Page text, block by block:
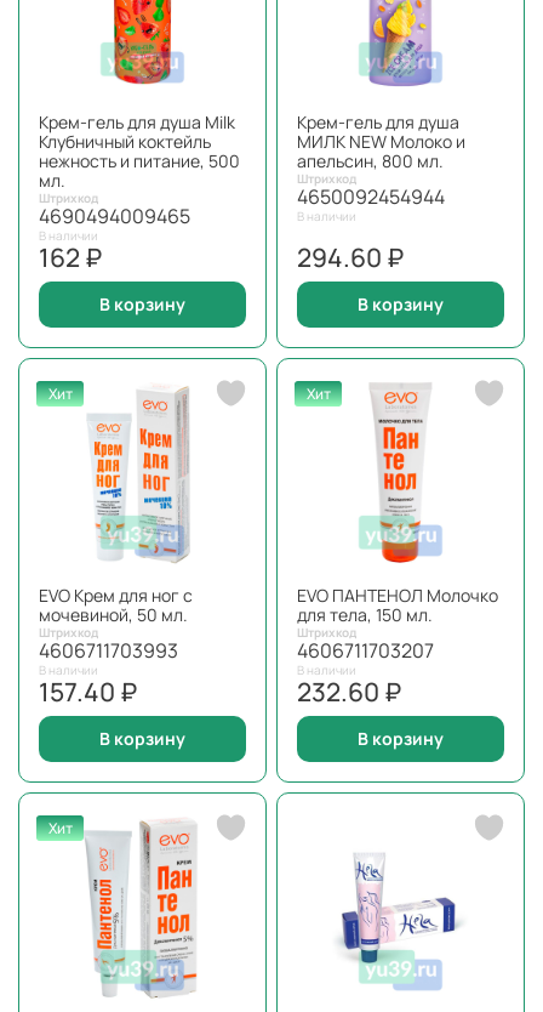
Крем-гель для душа Milk
Клубничный коктейль
нежность и питание, 500
мл.
Штрихкод
4690494009465
В наличии
162 ₽
В корзину
Крем-гель для душа
МИЛК NEW Молоко и
апельсин, 800 мл.
Штрихкод
4650092454944
В наличии
294.60 ₽
В корзину
Хит
EVO Крем для ног с
мочевиной, 50 мл.
Штрихкод
4606711703993
В наличии
157.40 ₽
В корзину
Хит
EVO ПАНТЕНОЛ Молочко
для тела, 150 мл.
Штрихкод
4606711703207
В наличии
232.60 ₽
В корзину
Хит